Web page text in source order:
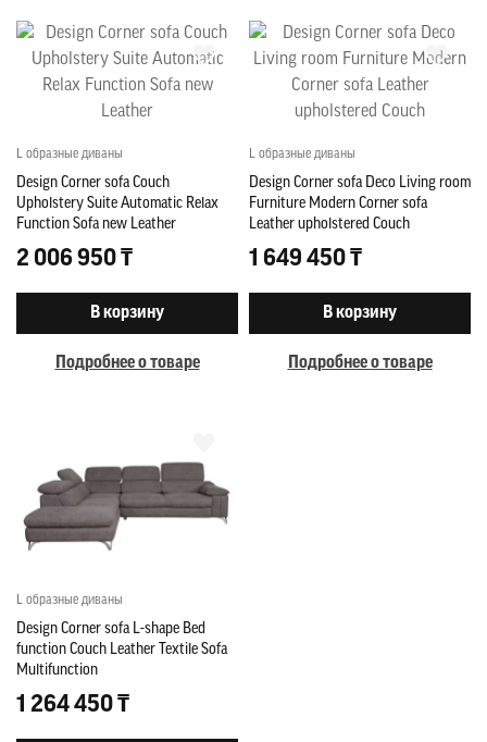
L образные диваны
Design Corner sofa Couch
Upholstery Suite Automatic Relax
Function Sofa new Leather
2 006 950 ₸
В корзину
Подробнее о товаре
L образные диваны
Design Corner sofa Deco Living room
Furniture Modern Corner sofa
Leather upholstered Couch
1 649 450 ₸
В корзину
Подробнее о товаре
L образные диваны
Design Corner sofa L-shape Bed
function Couch Leather Textile Sofa
Multifunction
1 264 450 ₸